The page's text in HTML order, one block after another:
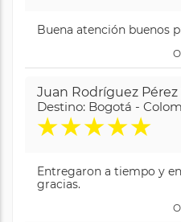
Buena atención buenos
Juan Rodríguez Pérez
Destino: Bogotá -
★★★★★
Entregaron a tiempo y
gracias.